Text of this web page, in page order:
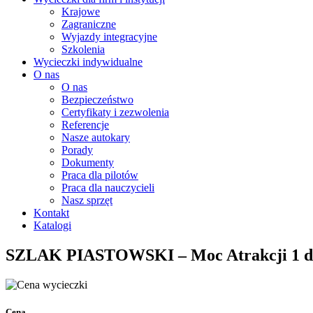
Krajowe
Zagraniczne
Wyjazdy integracyjne
Szkolenia
Wycieczki indywidualne
O nas
O nas
Bezpieczeństwo
Certyfikaty i zezwolenia
Referencje
Nasze autokary
Porady
Dokumenty
Praca dla pilotów
Praca dla nauczycieli
Nasz sprzęt
Kontakt
Katalogi
SZLAK PIASTOWSKI – Moc Atrakcji 1